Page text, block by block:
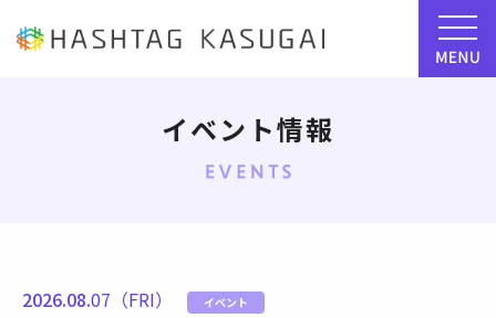
イベント情報
2026.08.07（FRI） イベント